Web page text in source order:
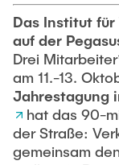
Das Institut
auf der
Drei
am 11.-13.
Jahrestagung
hat das 90-
der Straße:
gemeinsam